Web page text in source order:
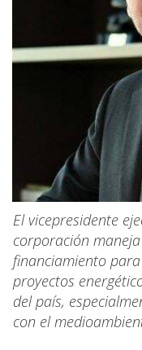
El vicepresidente
corporación
financiamiento
proyectos
del país,
con el